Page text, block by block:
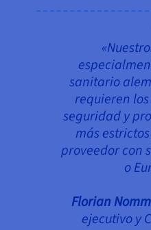
sanitario
requieren
seguridad y
más
proveedor con
o
Florian
ejecutivo y